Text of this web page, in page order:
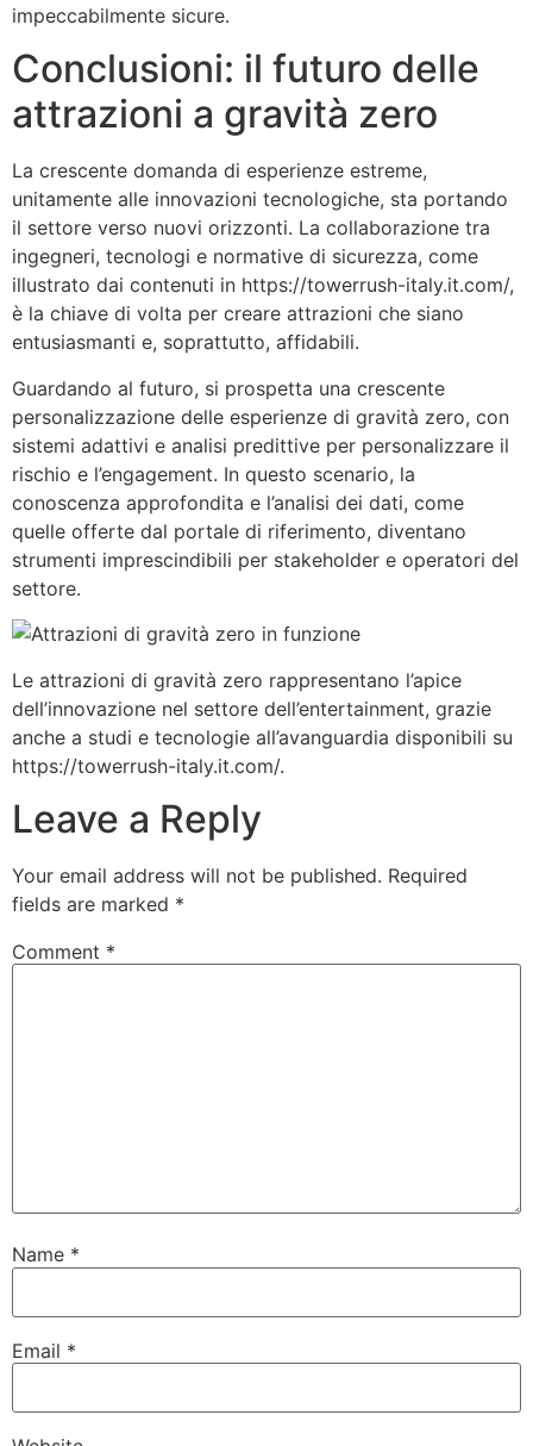
impeccabilmente sicure.
Conclusioni: il futuro delle
attrazioni a gravità zero
La crescente domanda di esperienze estreme,
unitamente alle innovazioni tecnologiche, sta portando
il settore verso nuovi orizzonti. La collaborazione tra
ingegneri, tecnologi e normative di sicurezza, come
illustrato dai contenuti in https://towerrush-italy.it.com/,
è la chiave di volta per creare attrazioni che siano
entusiasmanti e, soprattutto, affidabili.
Guardando al futuro, si prospetta una crescente
personalizzazione delle esperienze di gravità zero, con
sistemi adattivi e analisi predittive per personalizzare il
rischio e l’engagement. In questo scenario, la
conoscenza approfondita e l’analisi dei dati, come
quelle offerte dal portale di riferimento, diventano
strumenti imprescindibili per stakeholder e operatori del
settore.
Le attrazioni di gravità zero rappresentano l’apice
dell’innovazione nel settore dell’entertainment, grazie
anche a studi e tecnologie all’avanguardia disponibili su
https://towerrush-italy.it.com/.
Leave a Reply
Your email address will not be published. Required
fields are marked *
Comment *
Name *
Email *